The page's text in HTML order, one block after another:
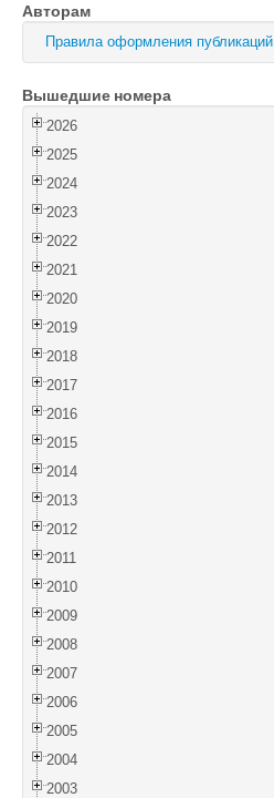
Оптика и спектроскопия
Поиск
Войти
Авторам
Правила оформления публикаций
Вышедшие номера
2026
2025
2024
2023
2022
2021
2020
2019
2018
2017
2016
2015
2014
2013
2012
2011
2010
2009
2008
2007
2006
2005
2004
2003